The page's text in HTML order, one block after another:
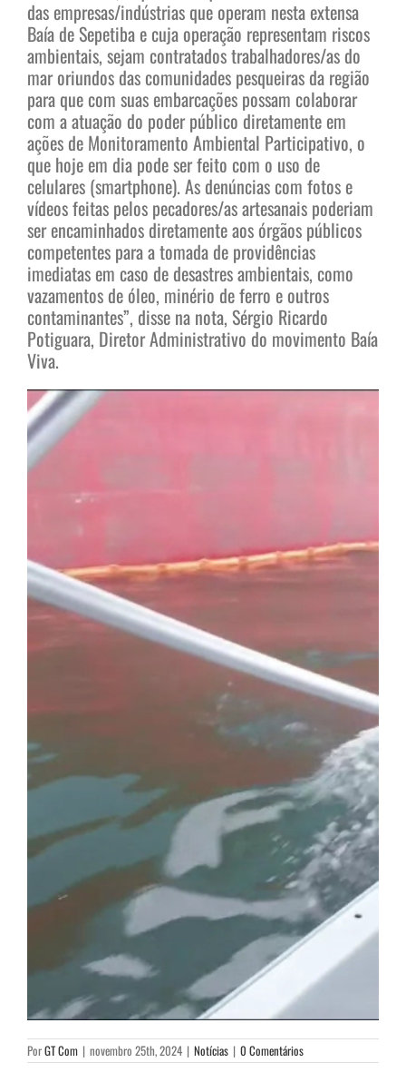
das empresas/indústrias que operam nesta extensa
Baía de Sepetiba e cuja operação representam riscos
ambientais, sejam contratados trabalhadores/as do
mar oriundos das comunidades pesqueiras da região
para que com suas embarcações possam colaborar
com a atuação do poder público diretamente em
ações de Monitoramento Ambiental Participativo, o
que hoje em dia pode ser feito com o uso de
celulares (smartphone). As denúncias com fotos e
vídeos feitas pelos pecadores/as artesanais poderiam
ser encaminhados diretamente aos órgãos públicos
competentes para a tomada de providências
imediatas em caso de desastres ambientais, como
vazamentos de óleo, minério de ferro e outros
contaminantes”, disse na nota, Sérgio Ricardo
Potiguara, Diretor Administrativo do movimento Baía
Viva.
PorGT Com | novembro 25th, 2024 | Notícias | 0 Comentários